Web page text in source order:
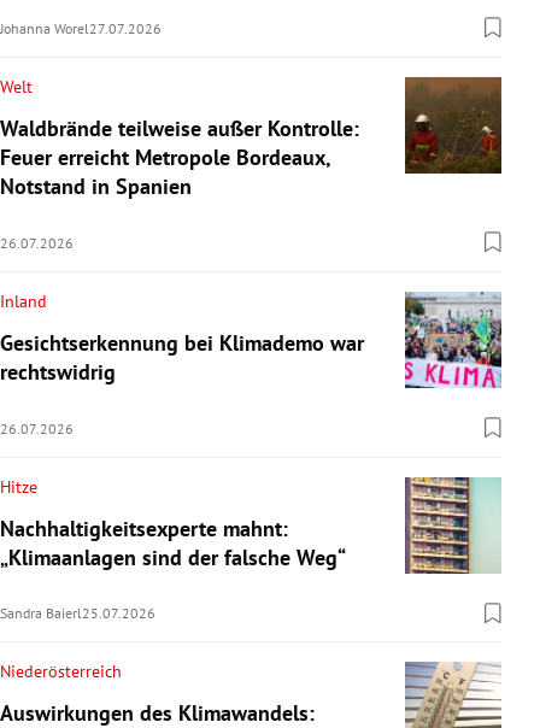
Johanna Worel 27.07.2026
Welt
Waldbrände teilweise außer Kontrolle:
Feuer erreicht Metropole Bordeaux,
Notstand in Spanien
26.07.2026
Inland
Gesichtserkennung bei Klimademo war
rechtswidrig
26.07.2026
Hitze
Nachhaltigkeitsexperte mahnt:
„Klimaanlagen sind der falsche Weg“
Sandra Baierl25.07.2026
Niederösterreich
Auswirkungen des Klimawandels: